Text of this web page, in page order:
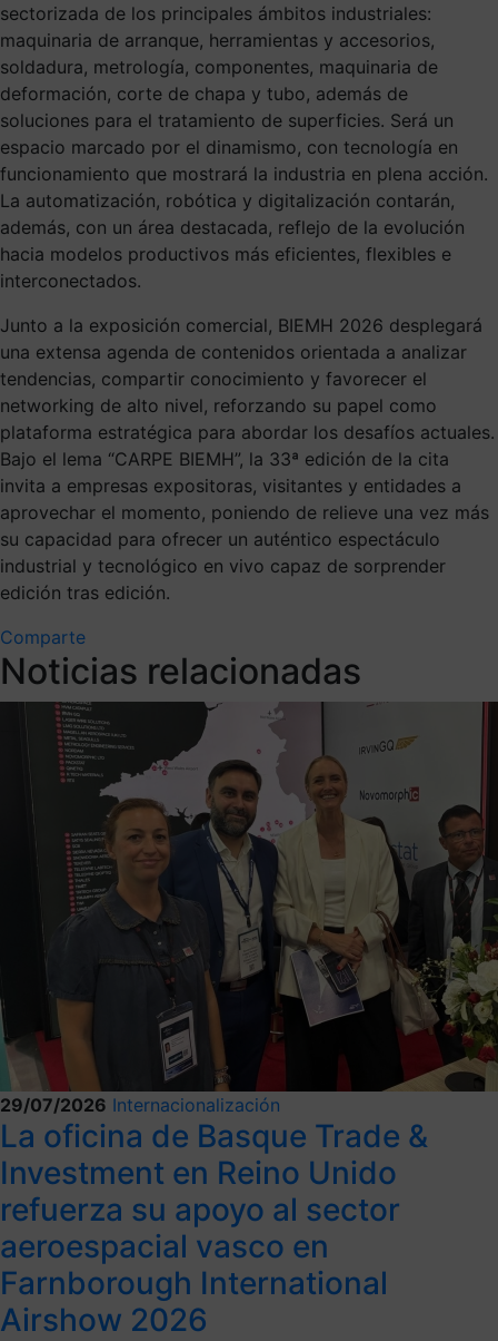
sectorizada de los principales ámbitos industriales:
maquinaria de arranque, herramientas y accesorios,
soldadura, metrología, componentes, maquinaria de
deformación, corte de chapa y tubo, además de
soluciones para el tratamiento de superficies. Será un
espacio marcado por el dinamismo, con tecnología en
funcionamiento que mostrará la industria en plena acción.
La automatización, robótica y digitalización contarán,
además, con un área destacada, reflejo de la evolución
hacia modelos productivos más eficientes, flexibles e
interconectados.
Junto a la exposición comercial, BIEMH 2026 desplegará
una extensa agenda de contenidos orientada a analizar
tendencias, compartir conocimiento y favorecer el
networking de alto nivel, reforzando su papel como
plataforma estratégica para abordar los desafíos actuales.
Bajo el lema “CARPE BIEMH”, la 33ª edición de la cita
invita a empresas expositoras, visitantes y entidades a
aprovechar el momento, poniendo de relieve una vez más
su capacidad para ofrecer un auténtico espectáculo
industrial y tecnológico en vivo capaz de sorprender
edición tras edición.
Comparte
Noticias relacionadas
29/07/2026 Internacionalización
La oficina de Basque Trade &
Investment en Reino Unido
refuerza su apoyo al sector
aeroespacial vasco en
Farnborough International
Airshow 2026